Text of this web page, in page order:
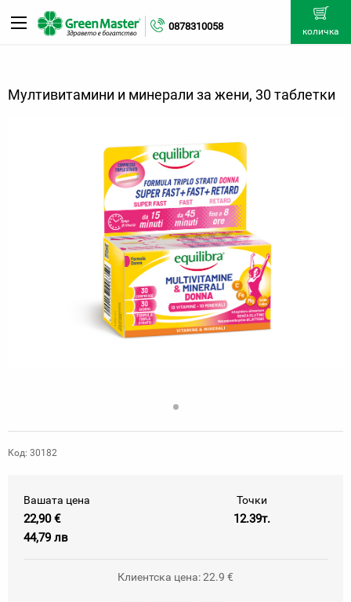
0878310058 количка
Мултивитамини и минерали за жени, 30 таблетки
Код: 30182
Вашата цена
22,90 €
44,79 лв
Точки
12.39т.
Клиентска цена: 22.9 €